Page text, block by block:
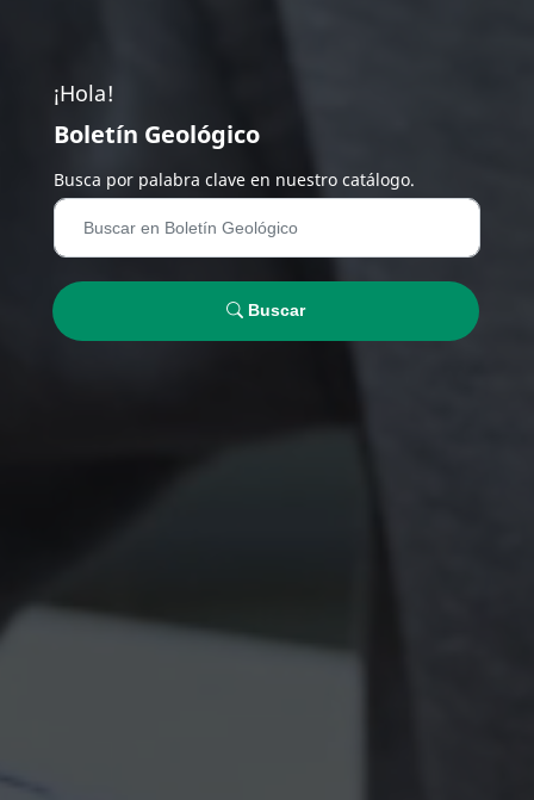
¡Hola!
Boletín Geológico
Busca por palabra clave en nuestro catálogo.
Buscar